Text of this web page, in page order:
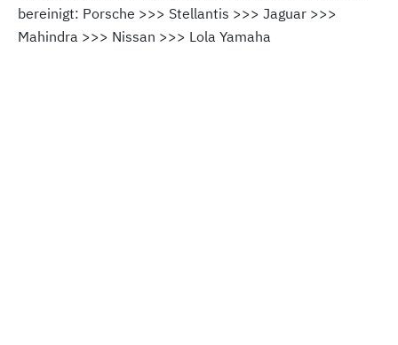
bereinigt: Porsche >>> Stellantis >>> Jaguar >>>
Mahindra >>> Nissan >>> Lola Yamaha